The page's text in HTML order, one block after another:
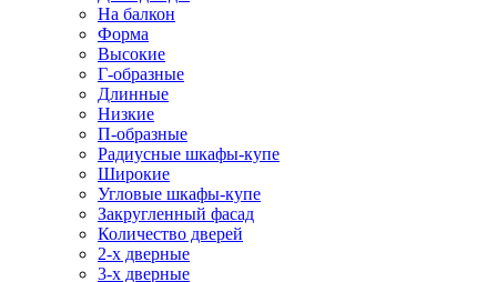
На балкон
Форма
Высокие
Г-образные
Длинные
Низкие
П-образные
Радиусные шкафы-купе
Широкие
Угловые шкафы-купе
Закругленный фасад
Количество дверей
2-х дверные
3-х дверные